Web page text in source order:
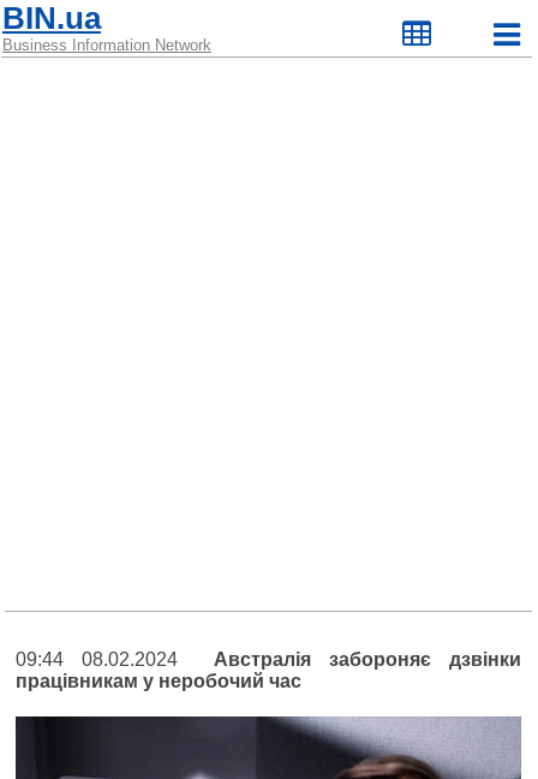
BIN.ua
Business Information Network
09:44 08.02.2024 Австралія забороняє дзвінки
працівникам у неробочий час